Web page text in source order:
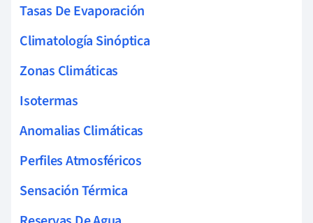
Tasas De Evaporación
Climatología Sinóptica
Zonas Climáticas
Isotermas
Anomalias Climáticas
Perfiles Atmosféricos
Sensación Térmica